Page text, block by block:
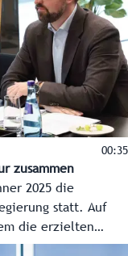
00:35
zusammen
2025 die
statt. Auf
die erzielten
die Vorhaben in